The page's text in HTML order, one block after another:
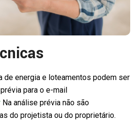
de energia e loteamentos podem ser
para o e-mail
Na análise prévia não são
do projetista ou do proprietário.